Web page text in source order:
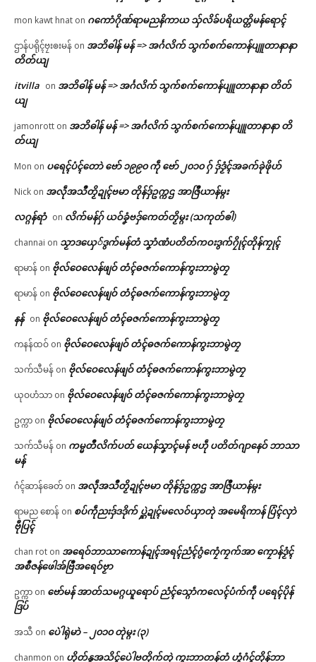
mon kawt hnat on ဂကောံဂိုဏ်ရာမညနိကာယ သှ်လိခ်ပရိယတ္တိမန်ရောၚ်
ဌာန်ပရိုၚ်ဗၠးၜးမန် on အဘိဓါန် မန် => အၚ်္ဂလိက် သွက်စက်ကောန်ပျူတာနာနာ
တိတ်ယျ
itvilla on အဘိဓါန် မန် => အၚ်္ဂလိက် သွက်စက်ကောန်ပျူတာနာနာ တိတ်
ယျ
jamonrott on အဘိဓါန် မန် => အၚ်္ဂလိက် သွက်စက်ကောန်ပျူတာနာနာ တိ
တ်ယျ
Mon on ပရေၚ်ပံၚ်တောဲ ဗော် ၁၉၉၀ ကဵု ဗော် ၂၀၁၀ ဂှ် ဒှ်ဒၟံၚ်အခက်ခုဲဖိုဟ်
Nick on အလဵုအသဳတၟိဍုၚ်ဗမာ တိုန်ဒှ်ဥက္ကဌ အာဇြဳယာန်မ္ဂး
လဂ္ဂန်ရာံ on လိက်မန်ဂှ် ယဝ်ခၞံဗဒှ်ကေတ်တၟိမ္ဂး (သကုတ်ၜါ)
channai on သၟာဒယှေ်ဒွက်မန်တံ သၞာံဏံပတိတ်ကဝးဒွက်ဂၠိုၚ်တိုန်ကၠုၚ်
ရာမာန် on ဗိုလ်ဝေလေန်ဖျဝ် တံၚ်ဓဇက်ကောန်ကွးဘာမွဲတၠ
ရာမာန် on ဗိုလ်ဝေလေန်ဖျဝ် တံၚ်ဓဇက်ကောန်ကွးဘာမွဲတၠ
နန် on ဗိုလ်ဝေလေန်ဖျဝ် တံၚ်ဓဇက်ကောန်ကွးဘာမွဲတၠ
ကနန်ထဝ် on ဗိုလ်ဝေလေန်ဖျဝ် တံၚ်ဓဇက်ကောန်ကွးဘာမွဲတၠ
သက်သီမန် on ဗိုလ်ဝေလေန်ဖျဝ် တံၚ်ဓဇက်ကောန်ကွးဘာမွဲတၠ
ယုဝဟံသာ on ဗိုလ်ဝေလေန်ဖျဝ် တံၚ်ဓဇက်ကောန်ကွးဘာမွဲတၠ
ဥက္ကာ on ဗိုလ်ဝေလေန်ဖျဝ် တံၚ်ဓဇက်ကောန်ကွးဘာမွဲတၠ
သက်သီမန် on ကမ္မတဳလိက်ပတ် ယေန်သၞာၚ်မန် ဗဟဵု ပတိတ်ဂျာနေဝ် ဘာသာ
မန်
ဂံၚ်ဆာန်ခေတ် on အလဵုအသဳတၟိဍုၚ်ဗမာ တိုန်ဒှ်ဥက္ကဌ အာဇြဳယာန်မ္ဂး
ရာမည စောန် on စပ်ကဵုညးဒှ်ဒဒိုက် ပ္ဋဲဍုၚ်မလေဝ်ယှာတုဲ အမေရိကာန် ပြံၚ်လှာဲ
ဗီုပြၚ်
chan rot on အရေဝ်ဘာသာကောန်ဍုၚ်အရၚ်ညံၚ်ဂွံကၠေံကၠက်အာ ကၠောန်ဒၟံၚ်
အစဳဇန်ဖေါအ်ဗြဳအရေဝ်ဗၟာ
ဥက္ကာ on ဗော်မန် အာတ်သမဂ္ဂယူရောပ် ညံၚ်သ္ဂောံကလေၚ်ပံက်ကဵု ပရေၚ်ပိုန်
ဒြပ်
အသီ on ပေဲါရုဲမာဲ – ၂၀၁၀ တုဲမ္ဂး (၃)
chanmon on ဟိုတ်နူအသိၚ်ပေဲါဗတိုက်တုဲ ကွးဘာတန်တံ ဟွံဂံၚ်တိုန်ဘာ